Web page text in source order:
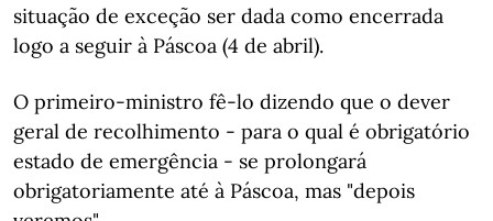
situação de exceção ser dada como encerrada
logo a seguir à Páscoa (4 de abril).
O primeiro-ministro fê-lo dizendo que o dever
geral de recolhimento - para o qual é obrigatório
estado de emergência - se prolongará
obrigatoriamente até à Páscoa, mas "depois